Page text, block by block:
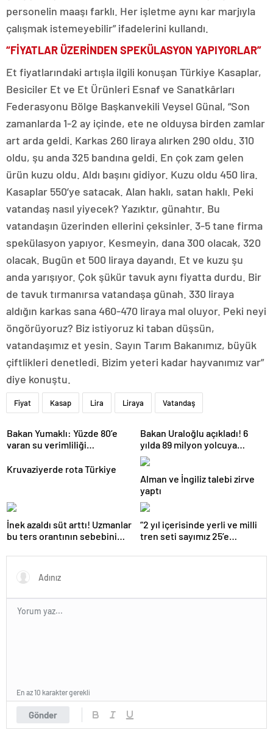
personelin maaşı farklı. Her işletme aynı kar marjıyla
çalışmak istemeyebilir” ifadelerini kullandı.
“FİYATLAR ÜZERİNDEN SPEKÜLASYON YAPIYORLAR”
Et fiyatlarındaki artışla ilgili konuşan Türkiye Kasaplar,
Besiciler Et ve Et Ürünleri Esnaf ve Sanatkârları
Federasyonu Bölge Başkanvekili Veysel Günal, “Son
zamanlarda 1-2 ay içinde, ete ne olduysa birden zamlar
art arda geldi. Karkas 260 liraya alırken 290 oldu. 310
oldu, şu anda 325 bandına geldi. En çok zam gelen
ürün kuzu oldu. Aldı başını gidiyor. Kuzu oldu 450 lira.
Kasaplar 550’ye satacak. Alan haklı, satan haklı. Peki
vatandaş nasıl yiyecek? Yazıktır, günahtır. Bu
vatandaşın üzerinden ellerini çeksinler. 3-5 tane firma
spekülasyon yapıyor. Kesmeyin, dana 300 olacak, 320
olacak. Bugün et 500 liraya dayandı. Et ve kuzu şu
anda yarışıyor. Çok şükür tavuk aynı fiyatta durdu. Bir
de tavuk tırmanırsa vatandaşa günah. 330 liraya
aldığın karkas sana 460-470 liraya mal oluyor. Peki neyi
öngörüyoruz? Biz istiyoruz ki taban düşsün,
vatandaşımız et yesin. Sayın Tarım Bakanımız, büyük
çiftlikleri denetledi. Bizim yeteri kadar hayvanımız var”
diye konuştu.
Fiyat Kasap Lira Liraya Vatandaş
Bakan Yumaklı: Yüzde 80’e
varan su verimliliği
Bakan Uraloğlu açıkladı! 6
yılda 89 milyon yolcuya
hizmet verdi
Kruvaziyerde rota Türkiye
Alman ve İngiliz talebi zirve
yaptı
İnek azaldı süt arttı! Uzmanlar
bu ters orantının sebebini
“2 yıl içerisinde yerli ve milli
tren seti sayımız 25’e
Gönder
En az 10 karakter gerekli